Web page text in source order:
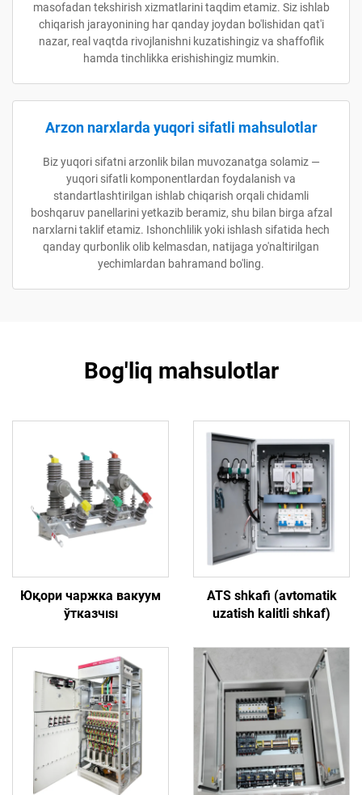
masofadan tekshirish xizmatlarini taqdim etamiz. Siz ishlab
chiqarish jarayonining har qanday joydan bo'lishidan qat'i
nazar, real vaqtda rivojlanishni kuzatishingiz va shaffoflik
hamda tinchlikka erishishingiz mumkin.
Arzon narxlarda yuqori sifatli mahsulotlar
Biz yuqori sifatni arzonlik bilan muvozanatga solamiz —
yuqori sifatli komponentlardan foydalanish va
standartlashtirilgan ishlab chiqarish orqali chidamli
boshqaruv panellarini yetkazib beramiz, shu bilan birga afzal
narxlarni taklif etamiz. Ishonchlilik yoki ishlash sifatida hech
qanday qurbonlik olib kelmasdan, natijaga yo'naltirilgan
yechimlardan bahramand bo'ling.
Bog'liq mahsulotlar
Юқори чаржка вакуум
ўтказчısı
ATS shkafi (avtomatik
uzatish kalitli shkaf)